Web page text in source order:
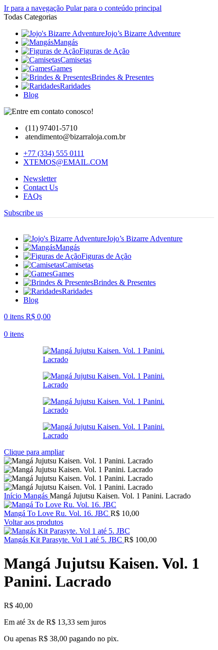
Ir para a navegação Pular para o conteúdo principal
Todas Categorias
Jojo’s Bizarre Adventure
Mangás
Figuras de Ação
Camisetas
Games
Brindes & Presentes
Raridades
Blog
(11) 97401-5710
atendimento@bizarraloja.com.br
+77 (334) 555 0111
XTEMOS@EMAIL.COM
Newsletter
Contact Us
FAQs
Subscribe us
Jojo’s Bizarre Adventure
Mangás
Figuras de Ação
Camisetas
Games
Brindes & Presentes
Raridades
Blog
0 itens R$ 0,00
0 itens
Clique para ampliar
Início Mangás Mangá Jujutsu Kaisen. Vol. 1 Panini. Lacrado
Mangá To Love Ru. Vol. 16. JBC R$ 10,00
Voltar aos produtos
Mangás Kit Parasyte. Vol 1 até 5. JBC R$ 100,00
Mangá Jujutsu Kaisen. Vol. 1
Panini. Lacrado
R$ 40,00
Em até 3x de R$ 13,33 sem juros
Ou apenas R$ 38,00 pagando no pix.